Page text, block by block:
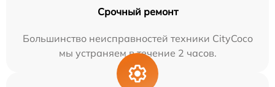
Срочный ремонт
Большинство неисправностей техники CityCoco
мы устраняем в течение 2 часов.